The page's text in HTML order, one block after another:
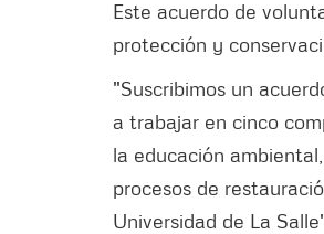
Este acuerdo de
protección y
"Suscribimos un
a trabajar en cinco
la educación
procesos de
Universidad de La